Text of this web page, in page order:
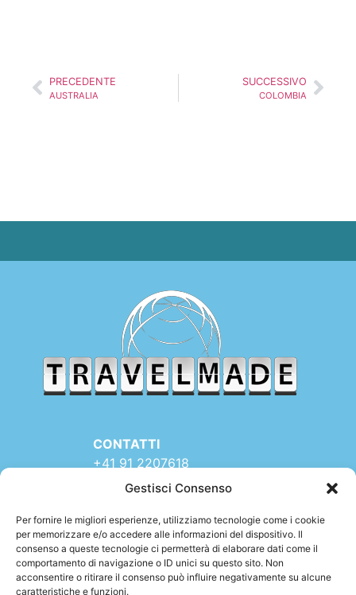
Gestisci Consenso
Per fornire le migliori esperienze, utilizziamo tecnologie come i cookie
per memorizzare e/o accedere alle informazioni del dispositivo. Il
consenso a queste tecnologie ci permetterà di elaborare dati come il
comportamento di navigazione o ID unici su questo sito. Non
acconsentire o ritirare il consenso può influire negativamente su alcune
caratteristiche e funzioni.
PRECEDENTE
AUSTRALIA
SUCCESSIVO
COLOMBIA
TRAVELMADE – SEDE:
Via Rinaldo Simen 16
6900 LUGANO (TI)
CONTATTI
+41 91 2207618
+41 77 9662971